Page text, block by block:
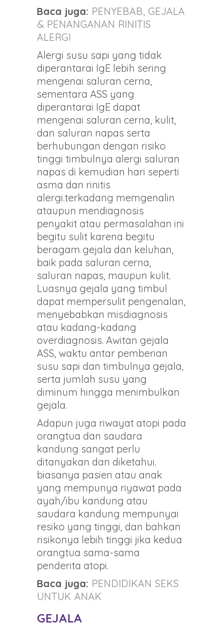
Baca juga: PENYEBAB, GEJALA
& PENANGANAN RINITIS
ALERGI
Alergi susu sapi yang tidak
diperantarai IgE lebih sering
mengenai saluran cerna,
sementara ASS yang
diperantarai IgE dapat
mengenai saluran cerna, kulit,
dan saluran napas serta
berhubungan dengan risiko
tinggi timbulnya alergi saluran
napas di kemudian hari seperti
asma dan rinitis
alergi.terkadang memgenalin
ataupun mendiagnosis
penyakit atau permasalahan ini
begitu sulit karena begitu
beragam gejala dan keluhan,
baik pada saluran cerna,
saluran napas, maupun kulit.
Luasnya gejala yang timbul
dapat mempersulit pengenalan,
menyebabkan misdiagnosis
atau kadang-kadang
overdiagnosis. Awitan gejala
ASS, waktu antar pemberian
susu sapi dan timbulnya gejala,
serta jumlah susu yang
diminum hingga menimbulkan
gejala.
Adapun juga riwayat atopi pada
orangtua dan saudara
kandung sangat perlu
ditanyakan dan diketahui.
biasanya pasien atau anak
yang mempunya riyawat pada
ayah/ibu kandung atau
saudara kandung mempunyai
resiko yang tinggi, dan bahkan
risikonya lebih tinggi jika kedua
orangtua sama-sama
penderita atopi.
Baca juga: PENDIDIKAN SEKS
UNTUK ANAK
GEJALA